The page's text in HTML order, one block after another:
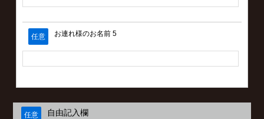
任意 お連れ様のお名前 5
任意 自由記入欄